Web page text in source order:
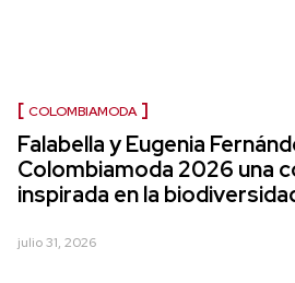
COLOMBIAMODA
Falabella y Eugenia
Colombiamoda 2026 una
inspirada en la
julio 31, 2026